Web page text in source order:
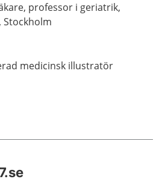
professor i geriatrik,
Stockholm
medicinsk illustratör